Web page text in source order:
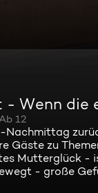
- Wenn die
12
Gäste zu
Mutterglück -
- große